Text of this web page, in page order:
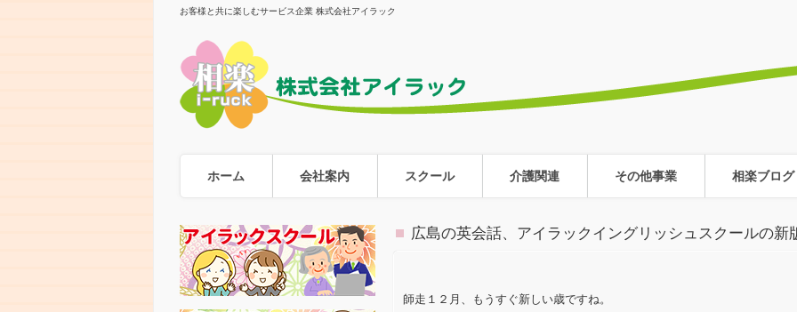
お客様と共に楽しむサービス企業 株式会社アイラック
ホーム 会社案内 スクール 介護関連 その他事業 相楽ブログ
広島の英会話、アイラックイングリッシュスクールの新
師走１２月、もうすぐ新しい歳ですね。